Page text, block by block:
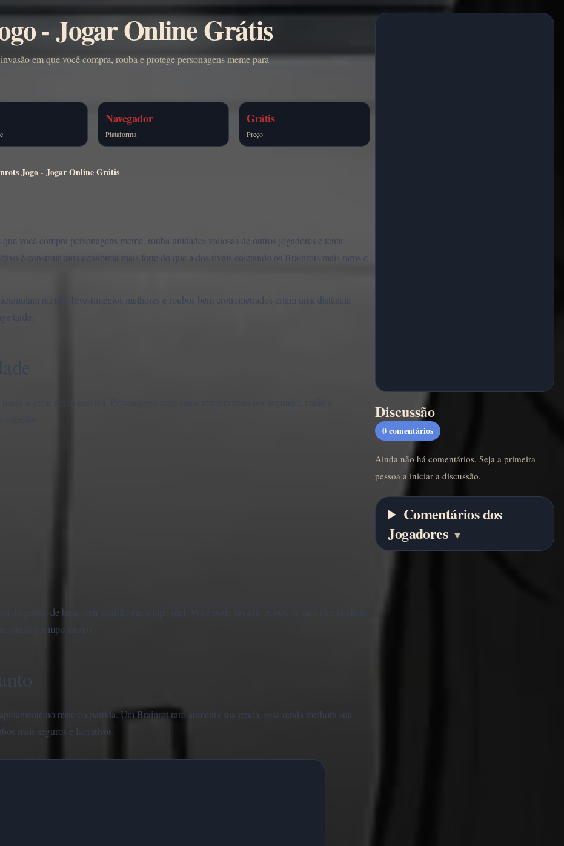
- Jogar Online Grátis
em que você compra, rouba e protege personagens meme para
Navegador
Plataforma
Grátis
Preço
Jogo - Jogar Online Grátis
você compra personagens meme, rouba unidades valiosas de outros jogadores e tenta
é construir uma economia mais forte do que a dos rivais coletando os Brainrots mais raros e
rápido. Investimentos melhores e roubos bem cronometrados criam uma distância
tarde.
a gerar renda passiva. Personagens mais raros rendem mais por segundo, então a
de gestão de base com conflito em tempo real. Você pode invadir os outros, mas eles também
juntos o tempo inteiro.
no resto da partida. Um Brainrot raro aumenta sua renda, essa renda melhora sua
mais seguros e lucrativos.
Discussão
0 comentários
Ainda não há comentários. Seja a primeira
pessoa a iniciar a discussão.
Comentários dos
Jogadores ▼